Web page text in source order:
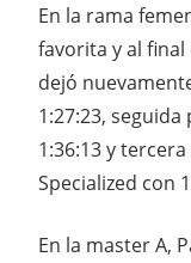
En la rama
favorita y al
dejó
1:27:23,
1:36:13 y
Specialized con
En la master A,